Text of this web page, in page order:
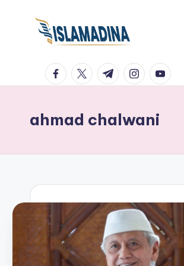
facebook.com
twitter.com
t.me
ahmad chalwani